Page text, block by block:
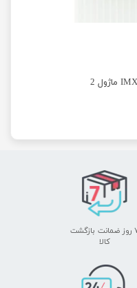
​​​​​​​کالا